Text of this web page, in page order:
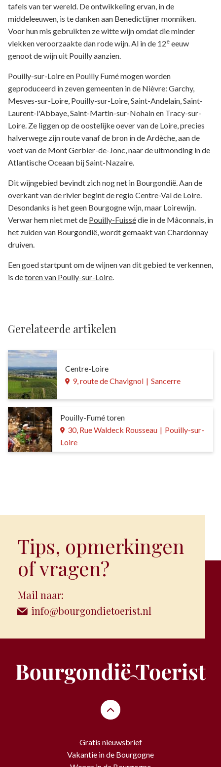
tafels van ter wereld. De ontwikkeling ervan, in de
middeleeuwen, is te danken aan Benedictijner monniken.
Voor hun mis gebruikten ze witte wijn omdat die minder
vlekken veroorzaakte dan rode wijn. Al in de 12e eeuw
genoot de wijn uit Pouilly aanzien.
Pouilly-sur-Loire en Pouilly Fumé mogen worden
geproduceerd in zeven gemeenten in de Nièvre: Garchy,
Mesves-sur-Loire, Pouilly-sur-Loire, Saint-Andelain, Saint-
Laurent-l'Abbaye, Saint-Martin-sur-Nohain en Tracy-sur-
Loire. Ze liggen op de oostelijke oever van de Loire, precies
halverwege zijn route vanaf de bron in de Ardèche, aan de
voet van de Mont Gerbier-de-Jonc, naar de uitmonding in de
Atlantische Oceaan bij Saint-Nazaire.
Dit wijngebied bevindt zich nog net in Bourgondië. Aan de
overkant van de rivier begint de regio Centre-Val de Loire.
Desondanks is het geen Bourgogne wijn, maar Loirewijn.
Verwar hem niet met de Pouilly-Fuissédie in de Mâconnais, in
het zuiden van Bourgondië, wordt gemaakt van Chardonnay
druiven.
Een goed startpunt om de wijnen van dit gebied te verkennen,
is detoren van Pouily-sur-Loire.
Gerelateerde artikelen
Centre-Loire
9, route de Chavignol | Sancerre
Pouilly-Fumé toren
30, Rue Waldeck Rousseau | Pouilly-sur-
Loire
Tips, opmerkingen
of vragen?
Mail naar:
info@bourgondietoerist.nl
Gratis nieuwsbrief
Vakantie in de Bourgogne